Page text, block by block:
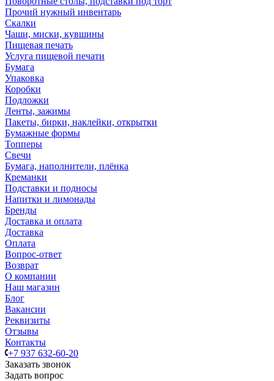
Прочий нужный инвентарь
Скалки
Чаши, миски, кувшины
Пищевая печать
Услуга пищевой печати
Бумага
Упаковка
Коробки
Подложки
Ленты, зажимы
Пакеты, бирки, наклейки, открытки
Бумажные формы
Топперы
Свечи
Бумага, наполнители, плёнка
Креманки
Подставки и подносы
Напитки и лимонады
Бренды
Доставка и оплата
Доставка
Оплата
Вопрос-ответ
Возврат
О компании
Наш магазин
Блог
Вакансии
Реквизиты
Отзывы
Контакты
+7 937 632-60-20
Заказать звонок
Задать вопрос